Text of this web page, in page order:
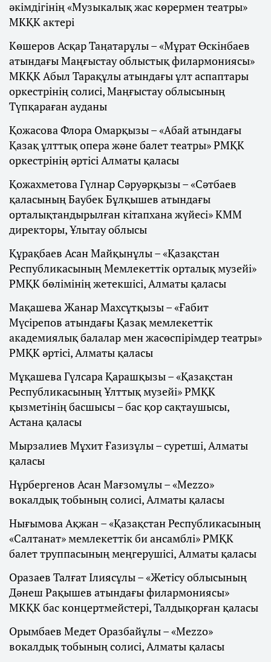
әкімдігінің «Музыкалық жас көрермен театры»
МКҚК актері
Көшеров Асқар Таңатарұлы – «Мұрат Өскінбаев
атындағы Маңғыстау облыстық филармониясы»
МКҚК Абыл Тарақұлы атындағы ұлт аспаптары
оркестрінің солисі, Маңғыстау облысының
Түпқараған ауданы
Қожасова Флора Омарқызы – «Абай атындағы
Қазақ ұлттық опера және балет театры» РМҚК
оркестрінің әртiсі Алматы қаласы
Қожахметова Гүлнар Сәруәрқызы – «Сәтбаев
қаласының Баубек Бұлқышев атындағы
орталықтандырылған кітапхана жүйесі» КММ
директоры, Ұлытау облысы
Құрақбаев Асан Майқынұлы – «Қазақстан
Республикасының Мемлекеттік орталық музейі»
РМҚК бөлімінің жетекшісі, Алматы қаласы
Мақашева Жанар Махсұтқызы – «Ғабит
Мүсірепов атындағы Қазақ мемлекеттік
академиялық балалар мен жасөспірімдер театры»
РМҚК әртісі, Алматы қаласы
Мұқашева Гүлсара Қарашқызы – «Қазақстан
Республикасының Ұлттық музейі» РМҚК
қызметінің басшысы – бас қор сақтаушысы,
Астана қаласы
Мырзалиев Мұхит Ғазизұлы – суретші, Алматы
қаласы
Нұрбергенов Асан Мағзомұлы – «Mezzo»
вокалдық тобының солисі, Алматы қаласы
Нығымова Ақжан – «Қазақстан Республикасының
«Салтанат» мемлекеттік би ансамблі» РМҚК
балет труппасының меңгерушісі, Алматы қаласы
Оразаев Талғат Ілиясұлы – «Жетісу облысының
Дәнеш Рақышев атындағы филармониясы»
МКҚК бас концертмейстері, Талдықорған қаласы
Орымбаев Медет Оразбайұлы – «Mezzo»
вокалдық тобының солисі, Алматы қаласы